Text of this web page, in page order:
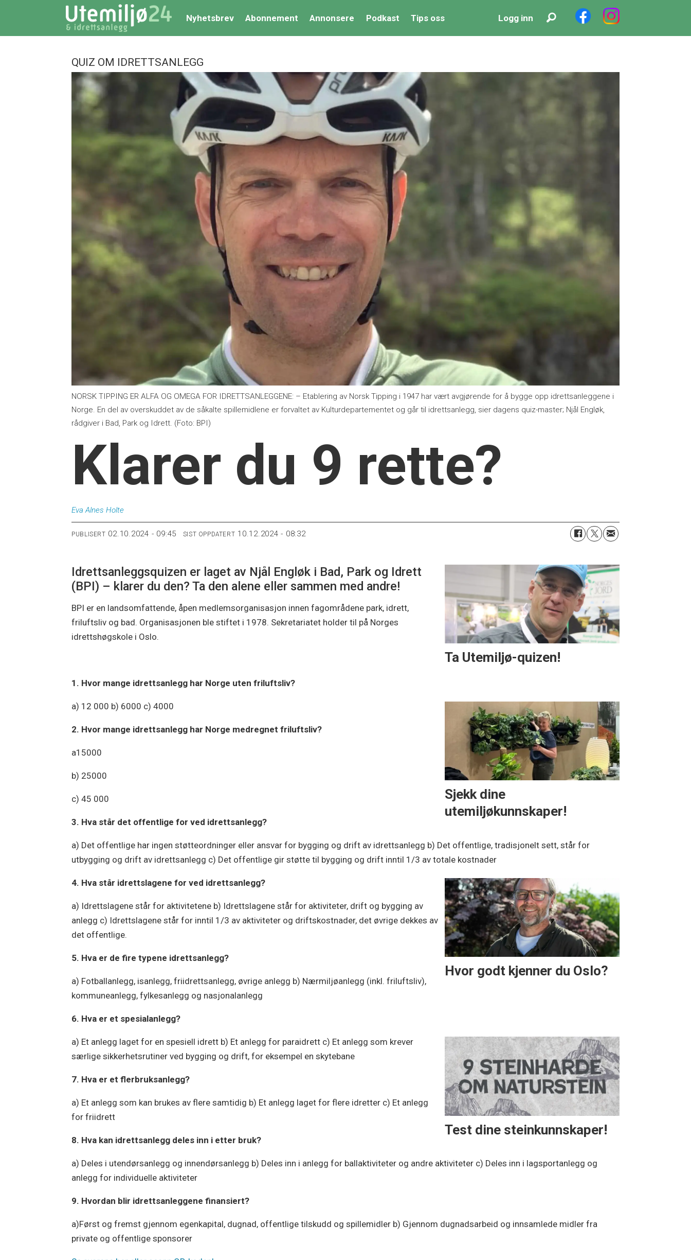
Nyhetsbrev Abonnement Annonsere Podkast Tips oss Logg inn
QUIZ OM IDRETTSANLEGG
NORSK TIPPING ER ALFA OG OMEGA FOR IDRETTSANLEGGENE: – Etablering av Norsk Tipping i 1947 har vært avgjørende for å bygge opp idrettsanleggene i
Norge. En del av overskuddet av de såkalte spillemidlene er forvaltet av Kulturdepartementet og går til idrettsanlegg, sier dagens quiz-master; Njål Engløk,
rådgiver i Bad, Park og Idrett. (Foto: BPI)
Klarer du 9 rette?
Eva Alnes Holte
PUBLISERT 02.10.2024 - 09:45 SIST OPPDATERT 10.12.2024 - 08:32
Ta Utemiljø-quizen!
Idrettsanleggsquizen er laget av Njål Engløk i Bad, Park og Idrett
(BPI) – klarer du den? Ta den alene eller sammen med andre!
BPI er en landsomfattende, åpen medlemsorganisasjon innen fagområdene park, idrett,
friluftsliv og bad. Organisasjonen ble stiftet i 1978. Sekretariatet holder til på Norges
idrettshøgskole i Oslo.
1. Hvor mange idrettsanlegg har Norge uten friluftsliv?
Sjekk dine
utemiljøkunnskaper!
a) 12 000 b) 6000 c) 4000
2. Hvor mange idrettsanlegg har Norge medregnet friluftsliv?
a15000
b) 25000
c) 45 000
3. Hva står det offentlige for ved idrettsanlegg?
a) Det offentlige har ingen støtteordninger eller ansvar for bygging og drift av idrettsanlegg b) Det offentlige, tradisjonelt sett, står for
utbygging og drift av idrettsanlegg c) Det offentlige gir støtte til bygging og drift inntil 1/3 av totale kostnader
Hvor godt kjenner du Oslo?
4. Hva står idrettslagene for ved idrettsanlegg?
a) Idrettslagene står for aktivitetene b) Idrettslagene står for aktiviteter, drift og bygging av
anlegg c) Idrettslagene står for inntil 1/3 av aktiviteter og driftskostnader, det øvrige dekkes av
det offentlige.
5. Hva er de fire typene idrettsanlegg?
a) Fotballanlegg, isanlegg, friidrettsanlegg, øvrige anlegg b) Nærmiljøanlegg (inkl. friluftsliv),
kommuneanlegg, fylkesanlegg og nasjonalanlegg
6. Hva er et spesialanlegg?
Test dine steinkunnskaper!
a) Et anlegg laget for en spesiell idrett b) Et anlegg for paraidrett c) Et anlegg som krever
særlige sikkerhetsrutiner ved bygging og drift, for eksempel en skytebane
7. Hva er et flerbruksanlegg?
a) Et anlegg som kan brukes av flere samtidig b) Et anlegg laget for flere idretter c) Et anlegg
for friidrett
8. Hva kan idrettsanlegg deles inn i etter bruk?
a) Deles i utendørsanlegg og innendørsanlegg b) Deles inn i anlegg for ballaktiviteter og andre aktiviteter c) Deles inn i lagsportanlegg og
anlegg for individuelle aktiviteter
9. Hvordan blir idrettsanleggene finansiert?
a)Først og fremst gjennom egenkapital, dugnad, offentlige tilskudd og spillemidler b) Gjennom dugnadsarbeid og innsamlede midler fra
private og offentlige sponsorer